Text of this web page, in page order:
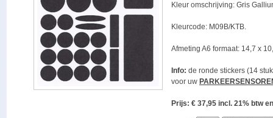
Kleur omschrijving: Gris
Kleurcode: M09B/KTB.
Afmeting A6 formaat: 14,7 x
Info: de ronde stickers (14
voor uw
Prijs: € 37,95 incl. 21% btw